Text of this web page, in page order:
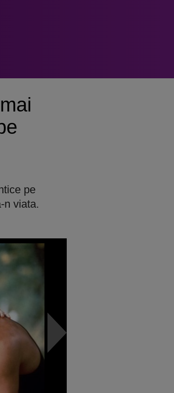
pe
n viata.